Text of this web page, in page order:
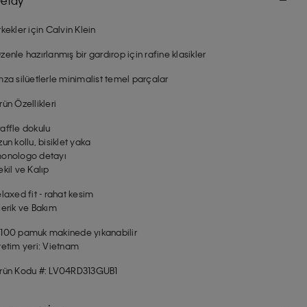
için Calvin Klein
hazırlanmış bir gardırop için rafine klasikler
silüetlerle minimalist temel parçalar
Özellikleri
dokulu
kollu, bisiklet yaka
detayı
ve Kalıp
fit - rahat kesim
ve Bakım
pamuk makinede yıkanabilir
yeri: Vietnam
Kodu #: LV04RD313GUB1